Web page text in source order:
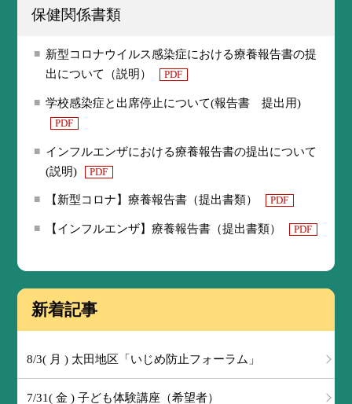
保健関係書類
新型コロナウイルス感染症における療養報告書の提
出について（説明）
PDF
学校感染症と出席停止について(報告書 提出用)
PDF
インフルエンザにおける療養報告書の提出について
(説明)
PDF
【新型コロナ】療養報告書（提出書類） PDF
【インフルエンザ】療養報告書（提出書類） PDF
新着記事
8/3( 月 ) 太田地区「いじめ防止フォーラム」
7/31( 金 ) 子ども体験講座（希望者）